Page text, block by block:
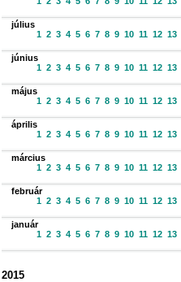
július
1 2 3 4 5 6 7 8 9 10 11 12 13
június
1 2 3 4 5 6 7 8 9 10 11 12 13
május
1 2 3 4 5 6 7 8 9 10 11 12 13
április
1 2 3 4 5 6 7 8 9 10 11 12 13
március
1 2 3 4 5 6 7 8 9 10 11 12 13
február
1 2 3 4 5 6 7 8 9 10 11 12 13
január
1 2 3 4 5 6 7 8 9 10 11 12 13
2015